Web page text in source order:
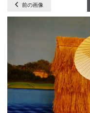
前の画像